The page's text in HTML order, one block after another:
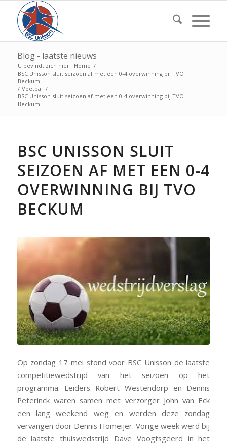
Blog - laatste nieuws
U bevindt zich hier: Home /
BSC Unisson sluit seizoen af met een 0-4 overwinning bij TVO
Beckum
/ Voetbal /
BSC Unisson sluit seizoen af met een 0-4 overwinning bij TVO
Beckum
BSC UNISSON SLUIT
SEIZOEN AF MET EEN 0-4
OVERWINNING BIJ TVO
BECKUM
Op zondag 17 mei stond voor BSC Unisson de laatste
competitiewedstrijd van het seizoen op het
programma. Leiders Robert Westendorp en Dennis
Peterinck waren samen met verzorger John van Eck
een lang weekend weg en werden deze zondag
vervangen door Dennis Homeijer. Vorige week werd bij
de laatste thuiswedstrijd Dave Voogtsgeerd in het